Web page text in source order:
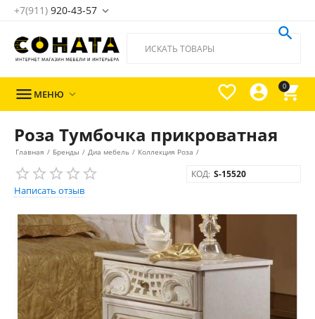
+7(911) 920-43-57 
0




 МЕНЮ 
Роза Тумбочка прикроватная
Главная / Бренды / Диа мебель / Коллекция Роза /
Написать отзыв
КОД: S-15520